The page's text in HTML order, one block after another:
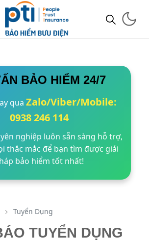
BẢO HIỂM 24/7
quaZalo/Viber/Mobile:
0938 246 114
nghiệp luôn sẵn sàng hỗ trợ,
thắc mắc để bạn tìm được giải
bảo hiểm tốt nhất!
Tuyển Dụng
TUYỂN DỤNG